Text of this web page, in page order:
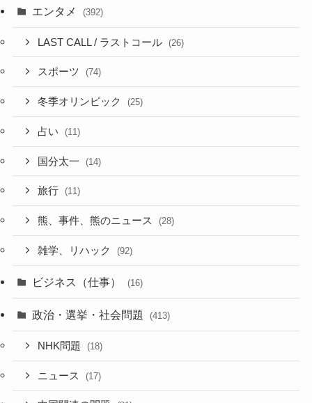
エンタメ (392)
LAST CALL / ラストコール (26)
スポーツ (74)
冬季オリンピック (25)
占い (11)
国分太一 (14)
旅行 (11)
熊、事件、熊のニュース (28)
雑学、リハック (92)
ビジネス（仕事） (16)
政治・選挙・社会問題 (413)
NHK問題 (18)
ニュース (17)